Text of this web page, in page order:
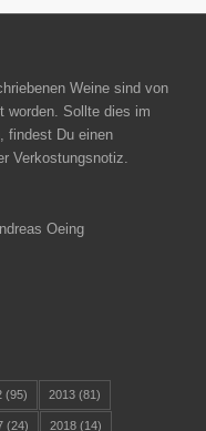
Weine sind von
worden. Sollte dies im
findest Du einen
Verkostungsnotiz.
Oeing
(95) 2013(81)
(24) 2018(14)